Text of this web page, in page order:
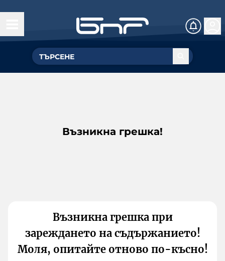
Възникна грешка!
Възникна грешка при
зареждането на съдържанието!
Моля, опитайте отново по-късно!